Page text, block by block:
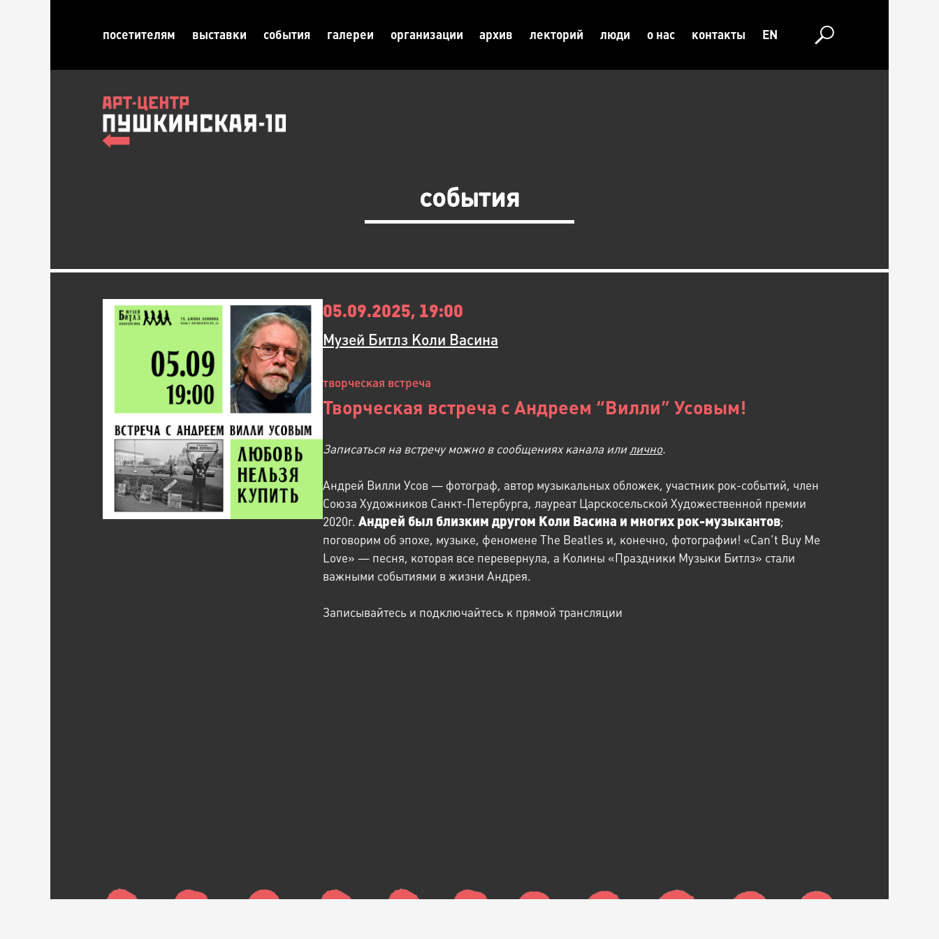
посетителям выставки события галереи организации архив лекторий люди о нас контакты EN
события
05.09.2025, 19:00
Музей Битлз Коли Васина
творческая встреча
Творческая встреча с Андреем “Вилли” Усовым!
Записаться на встречу можно в сообщениях канала или лично.
Андрей Вилли Усов — фотограф, автор музыкальных обложек, участник рок-событий, член
Союза Художников Санкт-Петербурга, лауреат Царскосельской Художественной премии
2020г. Андрей был близким другом Коли Васина и многих рок-музыкантов;
поговорим об эпохе, музыке, феномене The Beatles и, конечно, фотографии! «Can’t Buy Me
Love» — песня, которая все перевернула, а Колины «Праздники Музыки Битлз» стали
важными событиями в жизни Андрея.
Записывайтесь и подключайтесь к прямой трансляции